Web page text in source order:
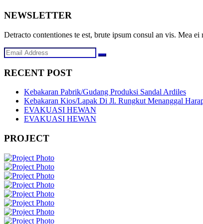
NEWSLETTER
Detracto contentiones te est, brute ipsum consul an vis. Mea
RECENT POST
Kebakaran Pabrik/Gudang Produksi Sandal Ardiles
Kebakaran Kios/Lapak Di Jl. Rungkut Menanggal
EVAKUASI HEWAN
EVAKUASI HEWAN
PROJECT